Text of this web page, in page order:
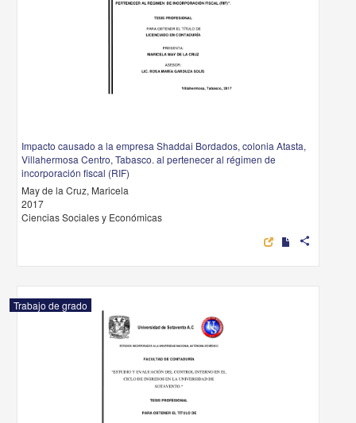
Impacto causado a la empresa Shaddai Bordados, colonia Atasta,
Villahermosa Centro, Tabasco. al pertenecer al régimen de
incorporación fiscal (RIF)
May de la Cruz, Maricela
2017
Ciencias Sociales y Económicas
share
Trabajo de grado